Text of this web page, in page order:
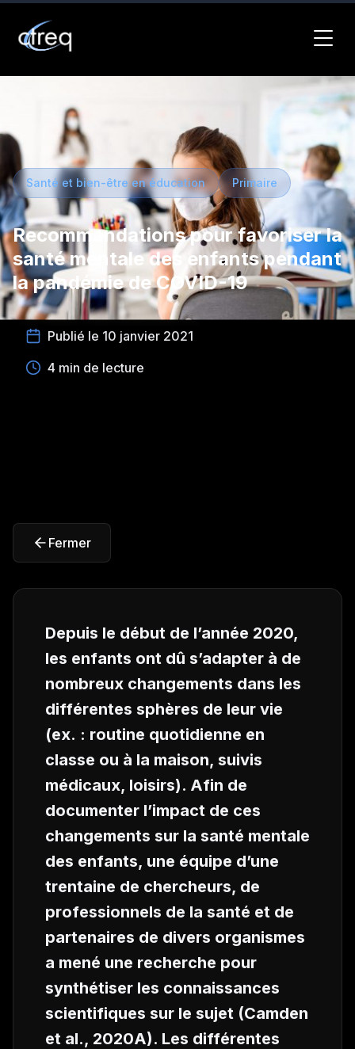
Santé et bien-être en éducation Primaire
Recommandations pour favoriser la
santé mentale des enfants pendant
la pandémie de COVID-19
Publié le 10 janvier 2021
4 min de lecture
Fermer
Depuis le début de l’année 2020,
les enfants ont dû s’adapter à de
nombreux changements dans les
différentes sphères de leur vie
(ex. : routine quotidienne en
classe ou à la maison, suivis
médicaux, loisirs). Afin de
documenter l’impact de ces
changements sur la santé mentale
des enfants, une équipe d’une
trentaine de chercheurs, de
professionnels de la santé et de
partenaires de divers organismes
a mené une recherche pour
synthétiser les connaissances
scientifiques sur le sujet (Camden
et al., 2020A). Les différentes